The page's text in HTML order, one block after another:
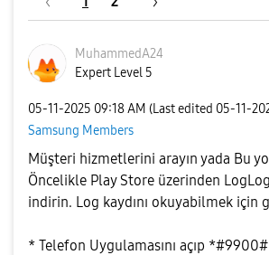
MuhammedA24
Expert Level 5
‎05-11-2025 09:18 AM (Last edited ‎05-11-
Samsung Members
Müşteri hizmetlerini arayın yada Bu
Öncelikle Play Store üzerinden
indirin. Log kaydını okuyabilmek için
* Telefon Uygulamasını açıp *#9900#